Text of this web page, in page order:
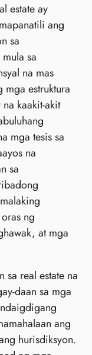
estate ay
ang
sa
sa
na mas
mga estruktura
kaakit-akit
mga tesis sa
na
sa
ng
at mga
sa real estate na
daan sa mga
ang
hurisdiksyon.